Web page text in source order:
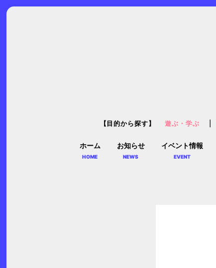
ホーム
HOME
お知らせ
NEWS
イベント情報
EVENT
【目的から探す】 遊ぶ・学ぶ